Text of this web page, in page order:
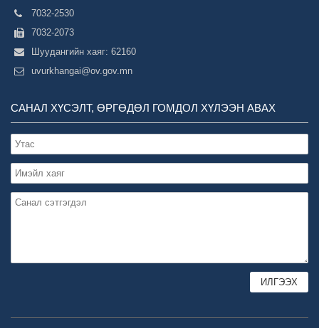
7032-2530
7032-2073
Шуудангийн хаяг: 62160
uvurkhangai@ov.gov.mn
САНАЛ ХҮСЭЛТ, ӨРГӨДӨЛ ГОМДОЛ ХҮЛЭЭН АВАХ